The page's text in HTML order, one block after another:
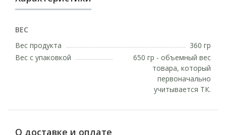
ВЕС
Вес продукта
360 гр
Вес с упаковкой
650 гр - объемный вес
товара, который
первоначально
учитывается ТК.
О доставке и оплате